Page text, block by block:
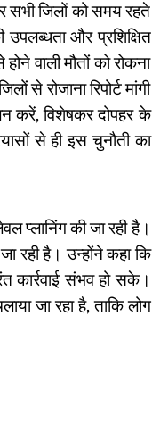
सभी जिलों को समय रहते
और प्रशिक्षित
वाली मौतों को रोकना
से रोजाना रिपोर्ट मांगी
करें, विशेषकर दोपहर के
से ही इस चुनौती का
प्लानिंग की जा रही है।
रही है। उन्होंने कहा कि
कार्रवाई संभव हो सके।
जा रहा है, ताकि लोग